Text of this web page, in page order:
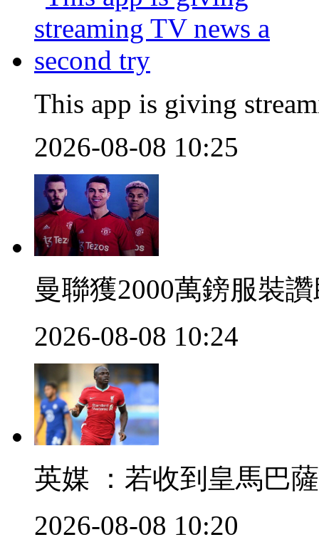
This app is giving
2026-08-08 10:25
曼聯獲2000萬鎊服裝
2026-08-08 10:24
英媒 ：若收到皇馬
2026-08-08 10:20